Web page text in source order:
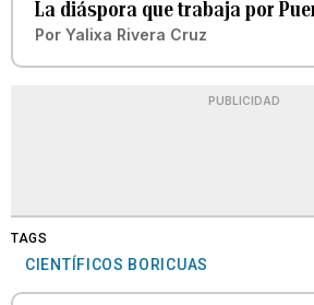
La diáspora que trabaja por
Por Yalixa Rivera Cruz
PUBLICIDAD
TAGS
CIENTÍFICOS BORICUAS